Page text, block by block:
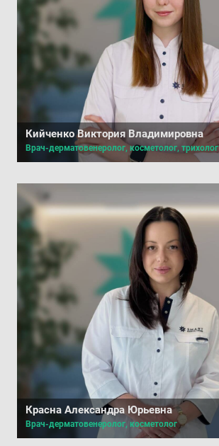
Кийченко Виктория Владимировна
Врач-дерматовенеролог, косметолог, трихолог
Красна Александра Юрьевна
Врач-дерматовенеролог, косметолог